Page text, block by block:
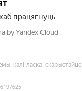
працягнуць
by Yandex Cloud
калі ласка, скарыстайце